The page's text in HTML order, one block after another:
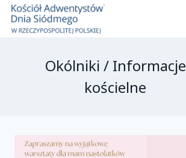
Przejdź
treści
Okólniki / Informacje
kościelne